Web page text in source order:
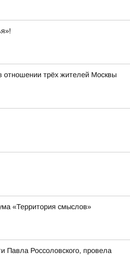
отношении трёх жителей Москвы
«Территория смыслов»
Павла Россоловского, провела